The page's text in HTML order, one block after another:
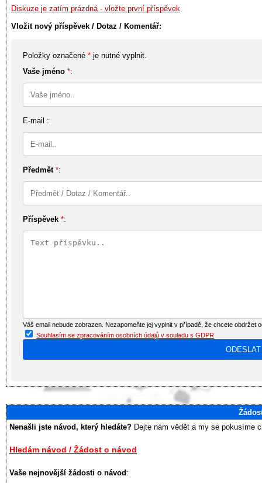
Diskuze je zatím prázdná - vložte první příspěvek
Vložit nový příspěvek / Dotaz / Komentář:
Položky označené * je nutné vyplnit.
Vaše jméno *:
E-mail :
Předmět *:
Příspěvek *:
Váš email nebude zobrazen. Nezapomeňte jej vyplnit v případě, že chcete obdržet
Souhlasím se zpracováním osobních údajů v souladu s GDPR
Nenašli jste návod, který hledáte? Dejte nám vědět a my se pokusíme
Hledám návod / Žádost o návod
Vaše nejnovější žádosti o návod :